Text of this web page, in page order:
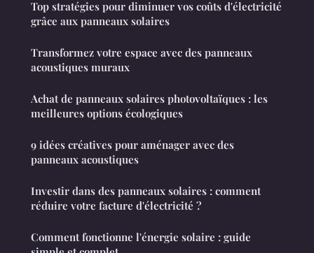
Top stratégies pour diminuer vos coûts d'électricité
grâce aux panneaux solaires
Transformez votre espace avec des panneaux
acoustiques muraux
Achat de panneaux solaires photovoltaïques : les
meilleures options écologiques
9 idées créatives pour aménager avec des
panneaux acoustiques
Investir dans des panneaux solaires : comment
réduire votre facture d'électricité ?
Comment fonctionne l'énergie solaire : guide